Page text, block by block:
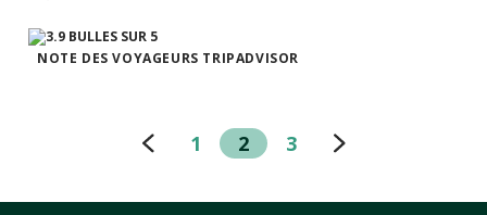
NOTE DES VOYAGEURS TRIPADVISOR
1 2 3